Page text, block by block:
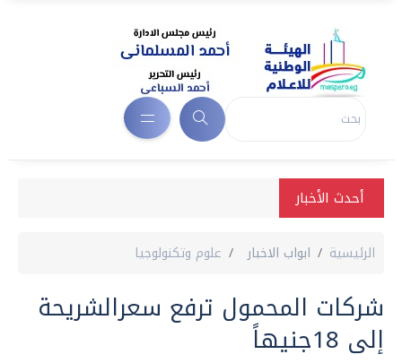
أحدث الأخبار
الرئيسية ابواب الاخبار علوم وتكنولوجيا
شركات المحمول ترفع سعرالشريحة
إلى 18جنيهاً